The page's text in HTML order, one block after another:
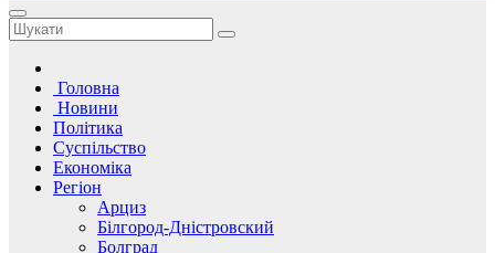
Головна
Новини
Політика
Суспільство
Економіка
Регіон
Арциз
Білгород-Дністровский
Болград